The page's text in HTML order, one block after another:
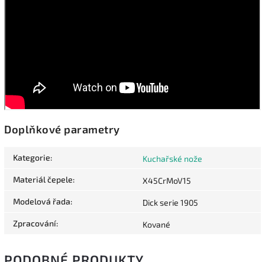
Doplňkové parametry
Kategorie: Kuchařské nože
Materiál čepele: X45CrMoV15
Modelová řada: Dick serie 1905
Zpracování: Kované